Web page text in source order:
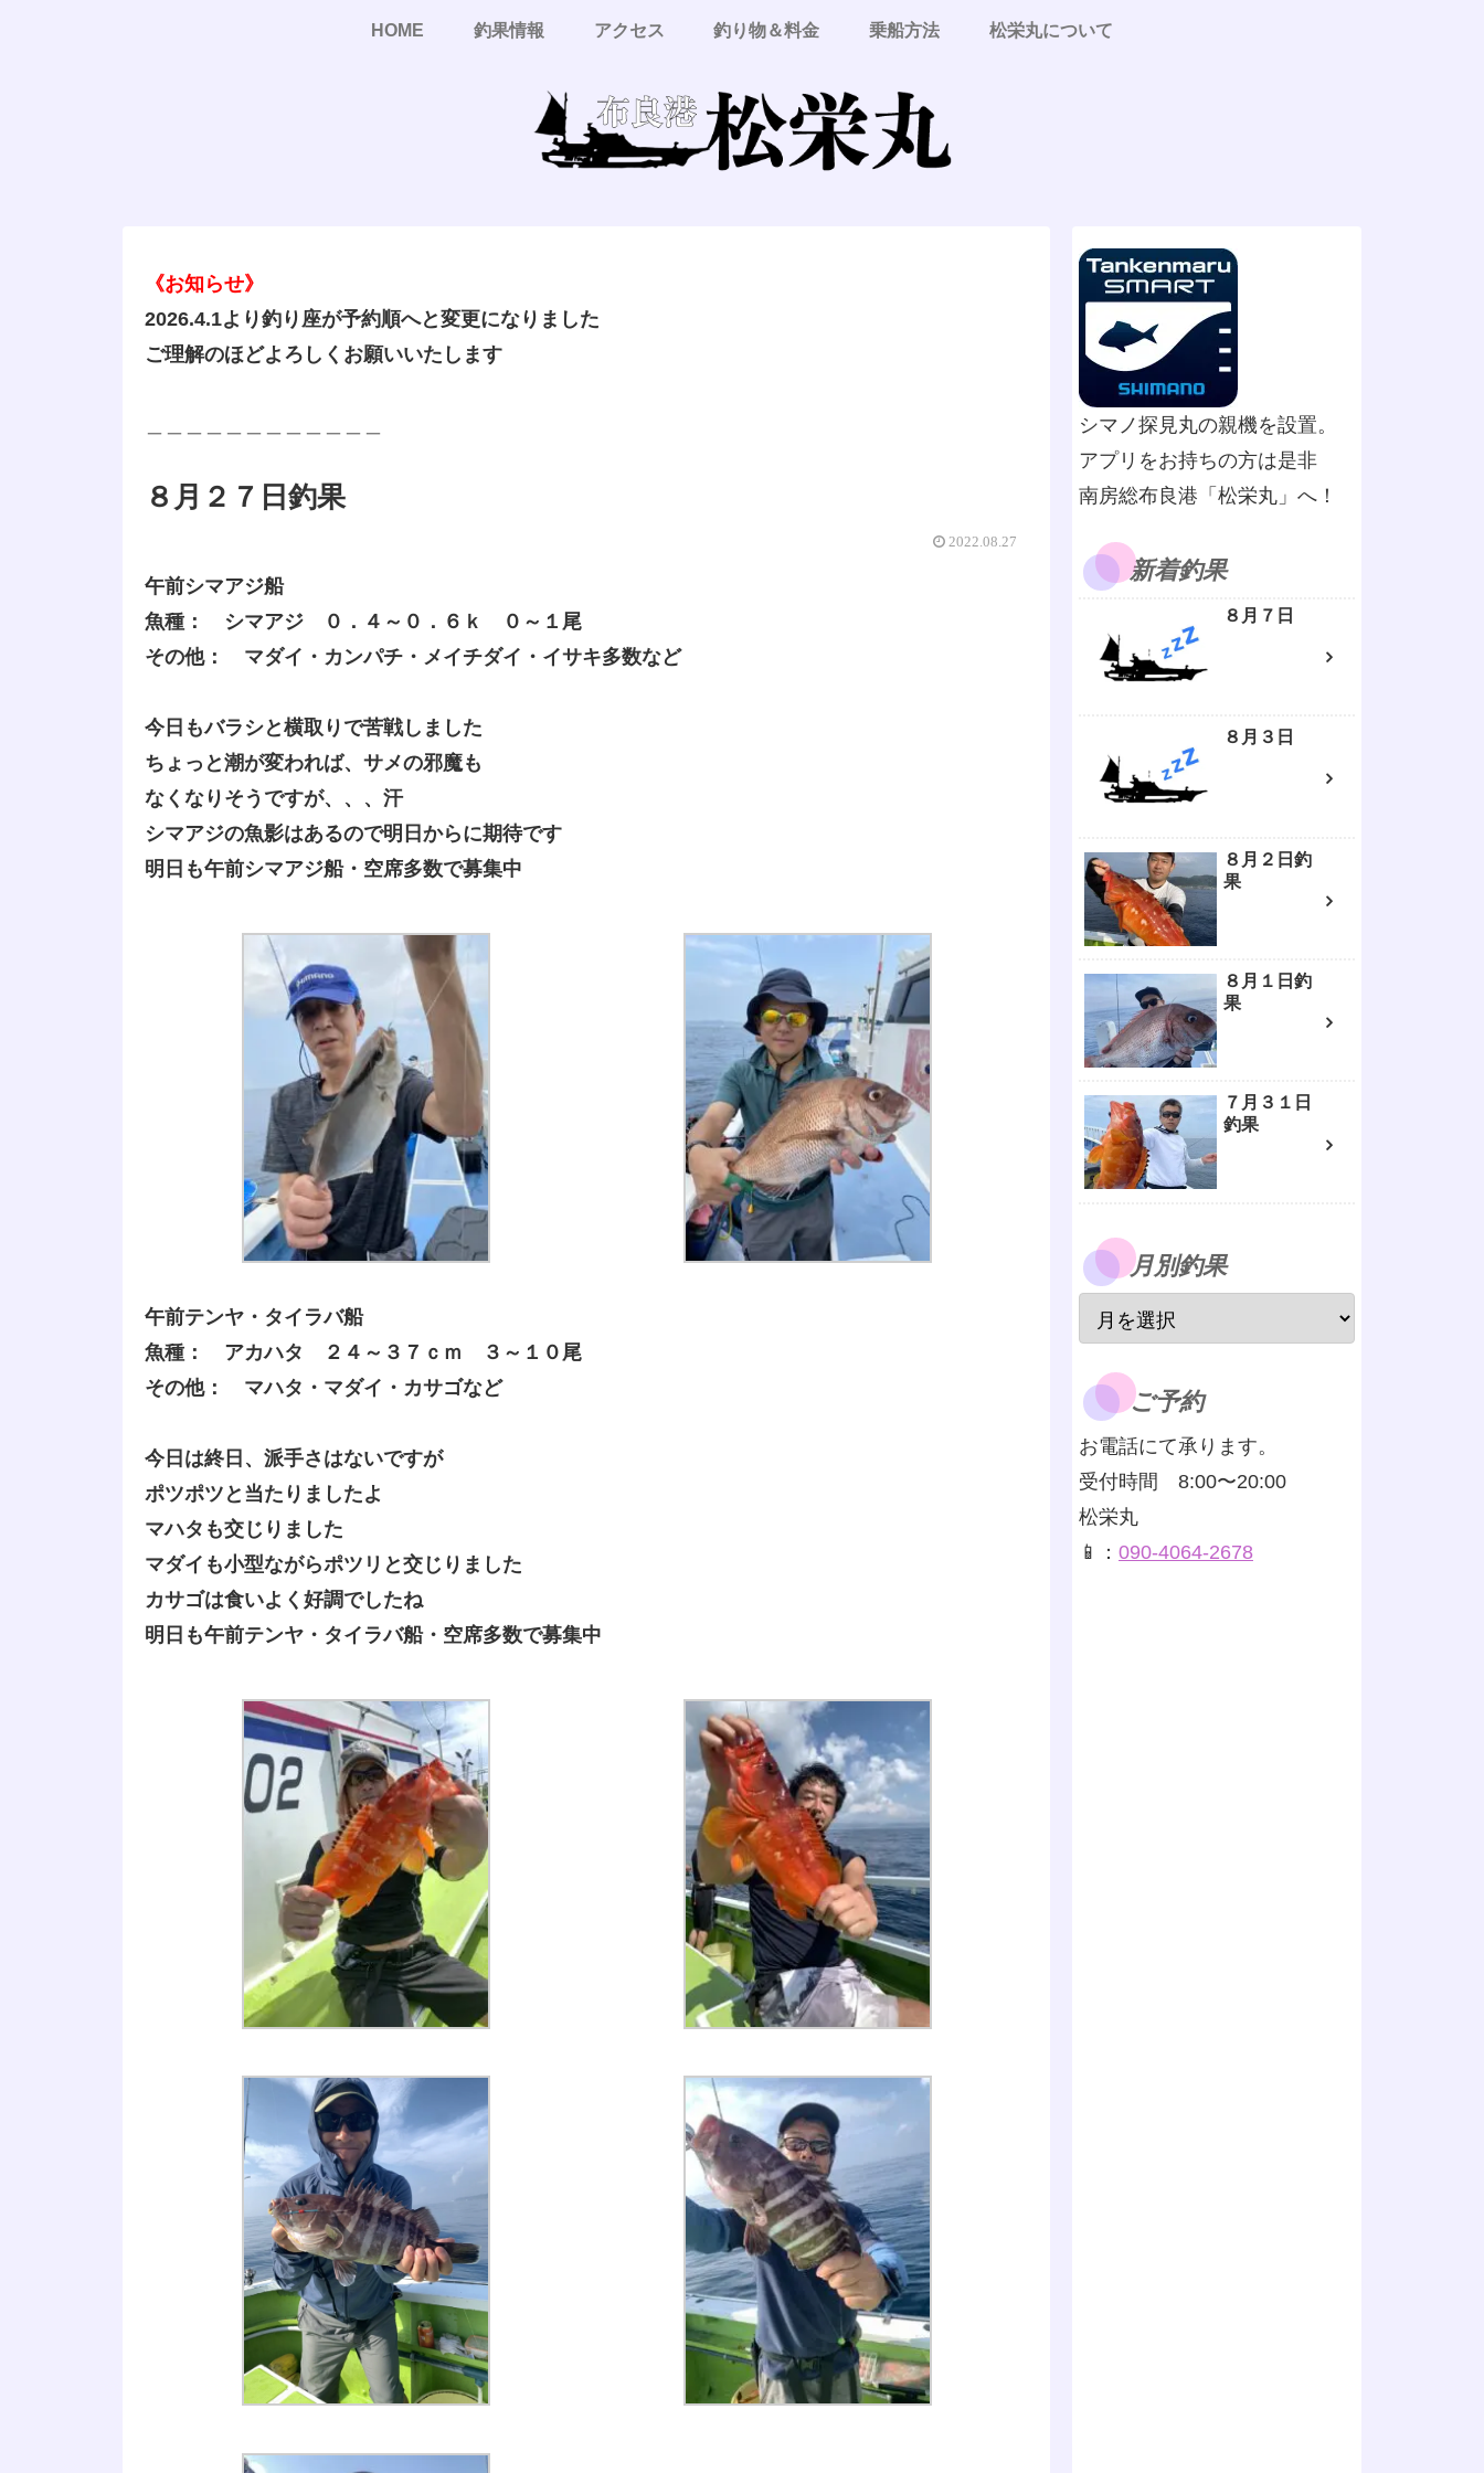
HOME 釣果情報 アクセス 釣り物＆料金 乗船方法 松栄丸について
《お知らせ》
2026.4.1より釣り座が予約順へと変更になりました
ご理解のほどよろしくお願いいたします
８月２７日釣果
2022.08.27
午前シマアジ船
魚種： シマアジ ０．４～０．６ｋ ０～１尾
その他： マダイ・カンパチ・メイチダイ・イサキ多数など
今日もバラシと横取りで苦戦しました
ちょっと潮が変われば、サメの邪魔も
なくなりそうですが、、、汗
シマアジの魚影はあるので明日からに期待です
明日も午前シマアジ船・空席多数で募集中
午前テンヤ・タイラバ船
魚種： アカハタ ２４～３７ｃｍ ３～１０尾
その他： マハタ・マダイ・カサゴなど
今日は終日、派手さはないですが
ポツポツと当たりましたよ
マハタも交じりました
マダイも小型ながらポツリと交じりました
カサゴは食いよく好調でしたね
明日も午前テンヤ・タイラバ船・空席多数で募集中
シマノ探見丸の親機を設置。
アプリをお持ちの方は是非
南房総布良港「松栄丸」へ！
新着釣果
８月７日
８月３日
８月２日釣
果
８月１日釣
果
７月３１日
釣果
月別釣果
ご予約
お電話にて承ります。
受付時間 8:00〜20:00
松栄丸
📱： 090-4064-2678